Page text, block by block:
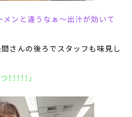
メンと違うなぁ～出汁が効いて
さんの後ろでスタッフも味見し
！！！」